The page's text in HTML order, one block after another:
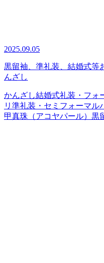
2025.09.05
黒留袖、準礼装、結婚式等
んざし
かんざし結婚式礼装・フォ
リ 準礼装・セミフォーマル
甲真珠（アコヤパール） 黒